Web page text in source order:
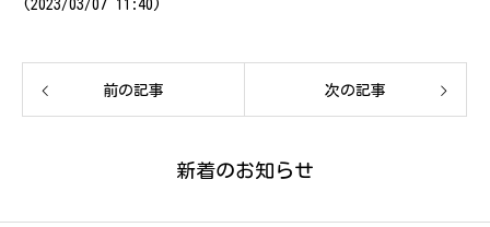
(2023/03/07 11:40)
前の記事 次の記事
新着のお知らせ